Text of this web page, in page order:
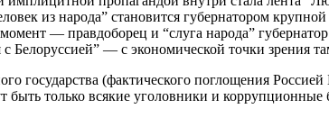
из народа” становится губернатором
— правдоборец и “слуга народа”
— с экономической точки зрения
государства (фактического поглощения
быть только всякие уголовники и